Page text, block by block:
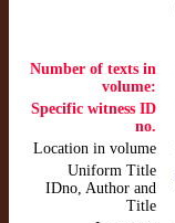
Number of texts in
volume:
Specific witness ID
no.
Location in volume
Uniform Title
IDno, Author and
Title